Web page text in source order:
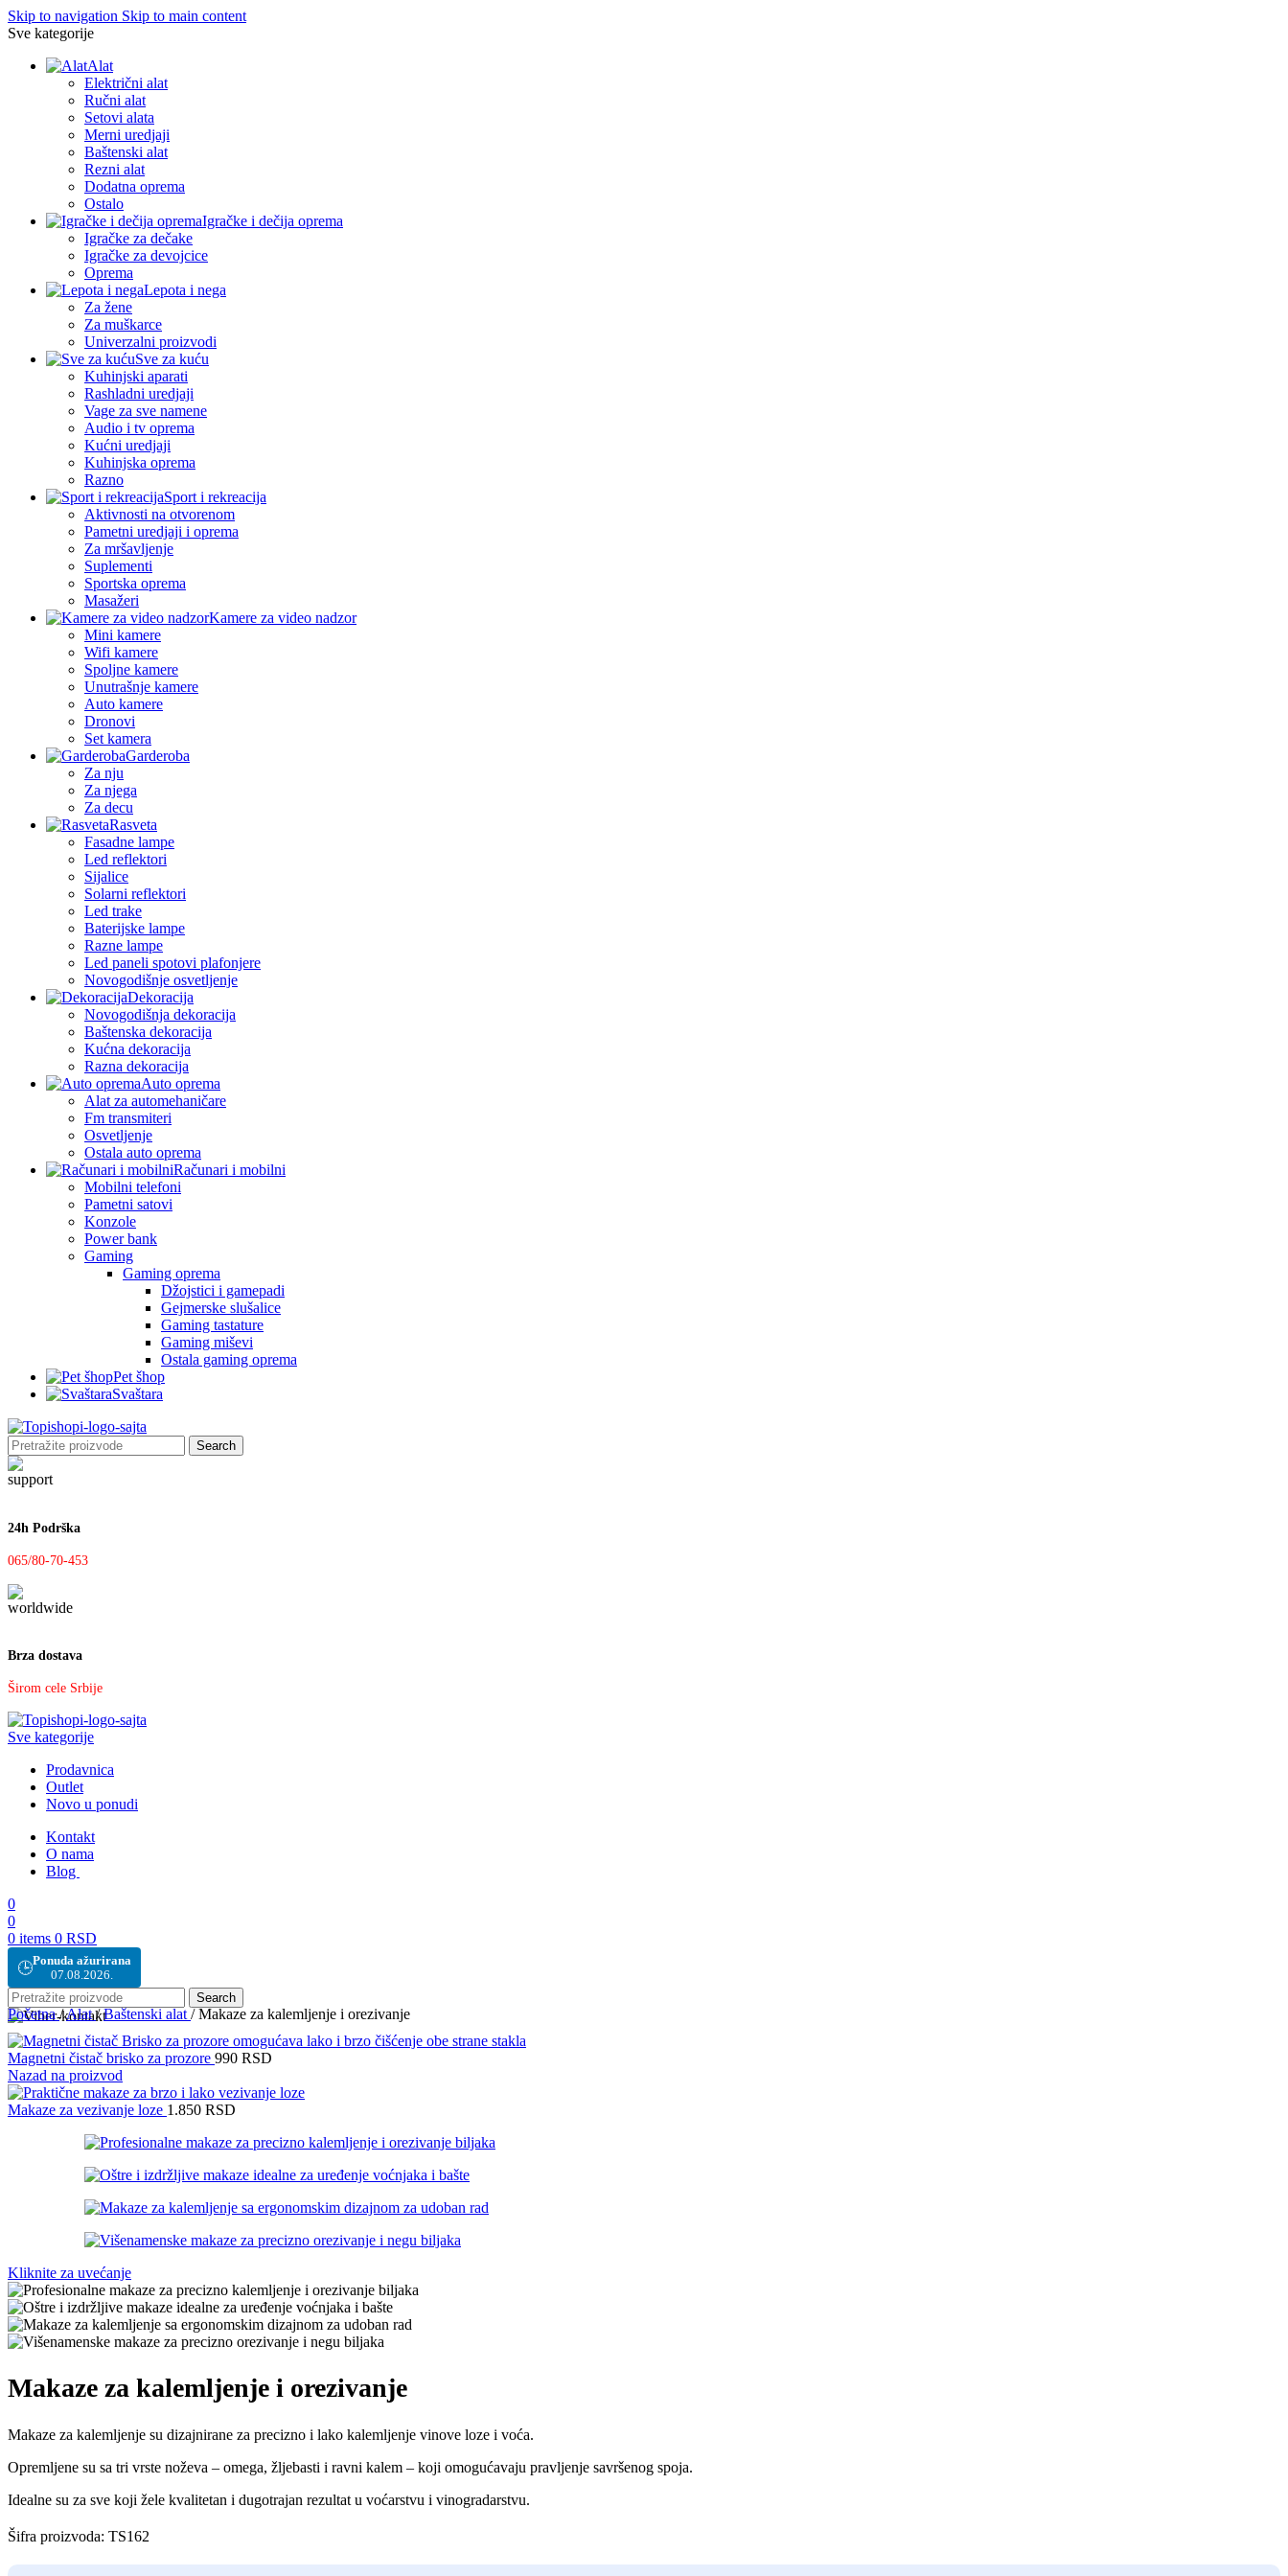
Skip to navigation Skip to main content
Sve kategorije
Alat
Električni alat
Ručni alat
Setovi alata
Merni uredjaji
Baštenski alat
Rezni alat
Dodatna oprema
Ostalo
Igračke i dečija oprema
Igračke za dečake
Igračke za devojcice
Oprema
Lepota i nega
Za žene
Za muškarce
Univerzalni proizvodi
Sve za kuću
Kuhinjski aparati
Rashladni uredjaji
Vage za sve namene
Audio i tv oprema
Kućni uredjaji
Kuhinjska oprema
Razno
Sport i rekreacija
Aktivnosti na otvorenom
Pametni uredjaji i oprema
Za mršavljenje
Suplementi
Sportska oprema
Masažeri
Kamere za video nadzor
Mini kamere
Wifi kamere
Spoljne kamere
Unutrašnje kamere
Auto kamere
Dronovi
Set kamera
Garderoba
Za nju
Za njega
Za decu
Rasveta
Fasadne lampe
Led reflektori
Sijalice
Solarni reflektori
Led trake
Baterijske lampe
Razne lampe
Led paneli spotovi plafonjere
Novogodišnje osvetljenje
Dekoracija
Novogodišnja dekoracija
Baštenska dekoracija
Kućna dekoracija
Razna dekoracija
Auto oprema
Alat za automehaničare
Fm transmiteri
Osvetljenje
Ostala auto oprema
Računari i mobilni
Mobilni telefoni
Pametni satovi
Konzole
Power bank
Gaming
Gaming oprema
Džojstici i gamepadi
Gejmerske slušalice
Gaming tastature
Gaming miševi
Ostala gaming oprema
Pet šhop
Svaštara
Search
24h Podrška
065/80-70-453
Brza dostava
Širom cele Srbije
Sve kategorije
Prodavnica
Outlet
Novo u ponudi
Kontakt
O nama
Blog
0
0
0 items 0 RSD
🕒Ponuda ažurirana
07.08.2026.
Search
Početna/Alat/ Baštenski alat / Makaze za kalemljenje i orezivanje
Magnetni čistač brisko za prozore 990 RSD
Nazad na proizvod
Makaze za vezivanje loze 1.850 RSD
Kliknite za uvećanje
Makaze za kalemljenje i orezivanje
Makaze za kalemljenje su dizajnirane za precizno i lako kalemljenje vinove loze i voća.
Opremljene su sa tri vrste noževa – omega, žljebasti i ravni kalem – koji omogućavaju pravljenje savršenog spoja.
Idealne su za sve koji žele kvalitetan i dugotrajan rezultat u voćarstvu i vinogradarstvu.
Šifra proizvoda: TS162